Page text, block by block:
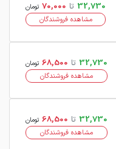
32,730 تا 70,000 تومان
مشاهده فروشندگان
32,730 تا 68,500 تومان
مشاهده فروشندگان
32,730 تا 68,500 تومان
مشاهده فروشندگان